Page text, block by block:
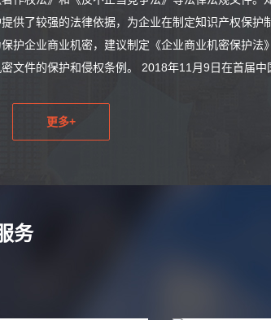
供了较强的法律依据，为企业在制定知识产权保护
护企业商业机密，建议制定《企业商业机密保护法
文件的保护和侵权条例。 2018年11月9日在首届中
更多+
务